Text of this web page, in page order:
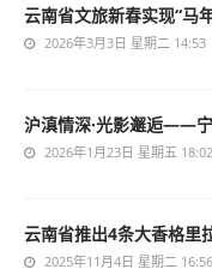
云南省文旅新春实现“马
2026年3月3日 星期二 14:53
沪滇情深·光影邂逅——
2026年1月23日 星期五 18:02
云南省推出4条大香格里
2025年11月4日 星期二 16:56